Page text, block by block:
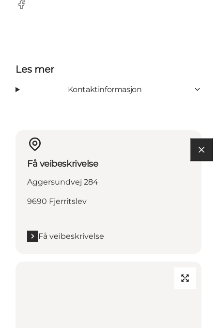
Facebook
Les mer
Kontaktinformasjon
Få veibeskrivelse
Aggersundvej 284
9690 Fjerritslev
Få veibeskrivelse